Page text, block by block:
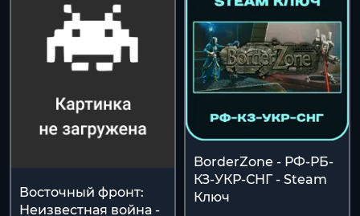
Восточный фронт:
Неизвестная война -
BorderZone - РФ-РБ-
КЗ-УКР-СНГ - Steam
Ключ